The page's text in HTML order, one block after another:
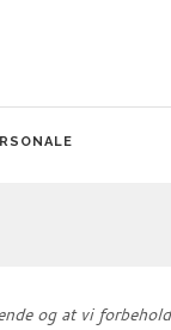
og at vi